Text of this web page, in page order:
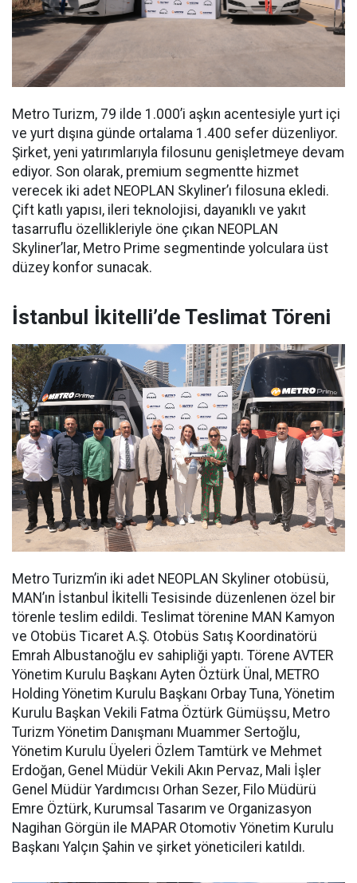
Metro Turizm, 79 ilde 1.000’i aşkın acentesiyle yurt içi
ve yurt dışına günde ortalama 1.400 sefer düzenliyor.
Şirket, yeni yatırımlarıyla filosunu genişletmeye devam
ediyor. Son olarak, premium segmentte hizmet
verecek iki adet NEOPLAN Skyliner’ı filosuna ekledi.
Çift katlı yapısı, ileri teknolojisi, dayanıklı ve yakıt
tasarruflu özellikleriyle öne çıkan NEOPLAN
Skyliner’lar, Metro Prime segmentinde yolculara üst
düzey konfor sunacak.
İstanbul İkitelli’de Teslimat Töreni
Metro Turizm’in iki adet NEOPLAN Skyliner otobüsü,
MAN’ın İstanbul İkitelli Tesisinde düzenlenen özel bir
törenle teslim edildi. Teslimat törenine MAN Kamyon
ve Otobüs Ticaret A.Ş. Otobüs Satış Koordinatörü
Emrah Albustanoğlu ev sahipliği yaptı. Törene AVTER
Yönetim Kurulu Başkanı Ayten Öztürk Ünal, METRO
Holding Yönetim Kurulu Başkanı Orbay Tuna, Yönetim
Kurulu Başkan Vekili Fatma Öztürk Gümüşsu, Metro
Turizm Yönetim Danışmanı Muammer Sertoğlu,
Yönetim Kurulu Üyeleri Özlem Tamtürk ve Mehmet
Erdoğan, Genel Müdür Vekili Akın Pervaz, Mali İşler
Genel Müdür Yardımcısı Orhan Sezer, Filo Müdürü
Emre Öztürk, Kurumsal Tasarım ve Organizasyon
Nagihan Görgün ile MAPAR Otomotiv Yönetim Kurulu
Başkanı Yalçın Şahin ve şirket yöneticileri katıldı.